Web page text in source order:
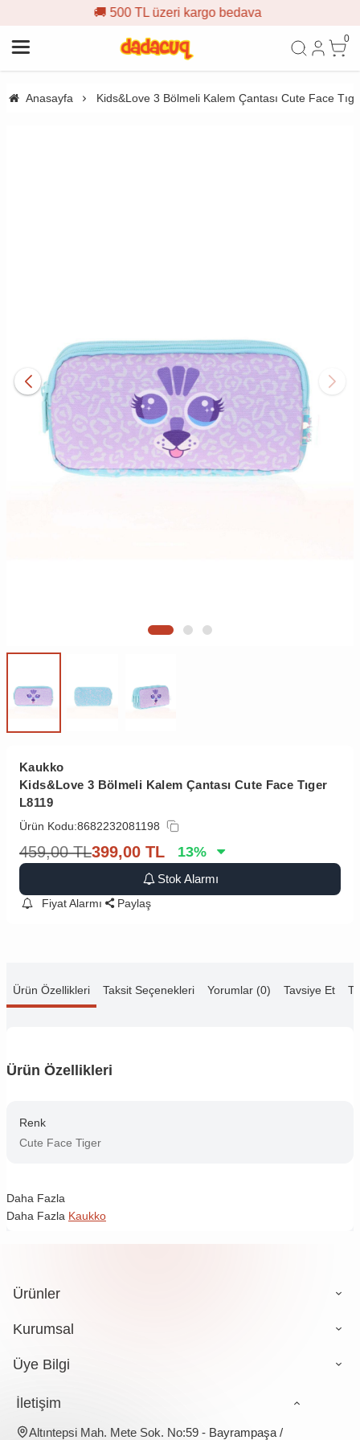
500 TL üzeri kargo bedava
0
Anasayfa Kids&Love 3 Bölmeli Kalem Çantası Cute Face
Kaukko
Kids&Love 3 Bölmeli Kalem Çantası Cute Face Tıger
L8119
Ürün Kodu:8682232081198
459,00 TL399,00 TL 13%
Stok Alarmı
Fiyat Alarmı Paylaş
Ürün Özellikleri Taksit Seçenekleri Yorumlar (0) Tavsiye Et
Ürün Özellikleri
Renk
Cute Face Tiger
Daha Fazla
Daha Fazla Kaukko
Ürünler
Kurumsal
Üye Bilgi
İletişim
Altıntepsi Mah. Mete Sok. No:59 - Bayrampaşa /